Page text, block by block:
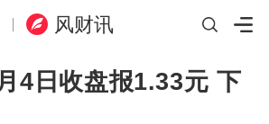
风财讯
4日收盘报1.33元 下